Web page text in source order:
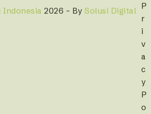
Indonesia 2026 – By Solusi Digital P
r
i
v
a
c
y
P
o